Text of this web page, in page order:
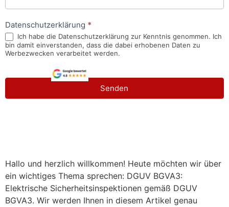
Datenschutzerklärung *
Ich habe die Datenschutzerklärung zur Kenntnis genommen. Ich
bin damit einverstanden, dass die dabei erhobenen Daten zu
Werbezwecken verarbeitet werden.
Senden
Hallo und herzlich willkommen! Heute möchten wir über
ein wichtiges Thema sprechen: DGUV BGVA3:
Elektrische Sicherheitsinspektionen gemäß DGUV
BGVA3. Wir werden Ihnen in diesem Artikel genau